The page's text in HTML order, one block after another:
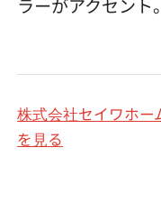
ラーがアクセント。
株式会社セイワホー
を見る